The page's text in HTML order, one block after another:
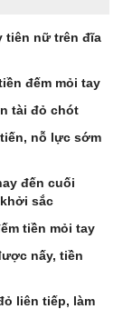
tiên nữ trên đĩa
đếm mỏi tay
tài đỏ chót
nỗ lực sớm
đến cuối
sắc
tiền mỏi tay
nấy, tiền
liên tiếp, làm